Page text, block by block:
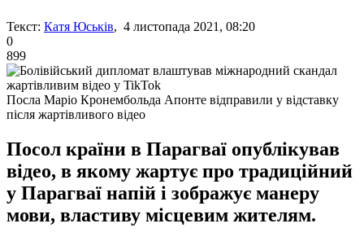
Текст: Катя Юськів, 4 листопада 2021, 08:20
0
899
Посла Маріо Кронембольда Апонте відправили у відставку
після жартівливого відео
Посол країни в Парагваї опублікував
відео, в якому жартує про традиційний
у Парагваї напій і зображує манеру
мови, властиву місцевим жителям.